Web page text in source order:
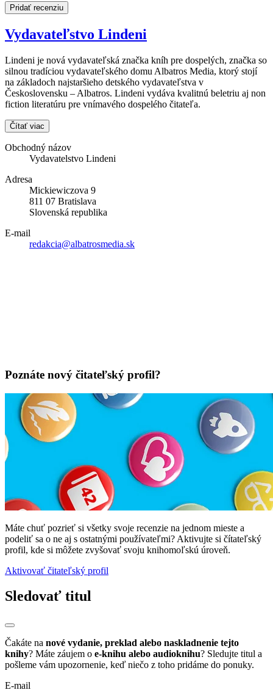
Pridať recenziu
Vydavateľstvo Lindeni
Lindeni je nová vydavateľská značka kníh pre dospelých, značka so
silnou tradíciou vydavateľského domu Albatros Media, ktorý stojí
na základoch najstaršieho detského vydavateľstva v
Československu – Albatros. Lindeni vydáva kvalitnú beletriu aj non
fiction literatúru pre vnímavého dospelého čitateľa.
Čítať viac
Obchodný názov
Vydavatelstvo Lindeni
Adresa
Mickiewiczova 9
811 07 Bratislava
Slovenská republika
E-mail
redakcia@albatrosmedia.sk
Poznáte nový čitateľský profil?
Máte chuť pozrieť si všetky svoje recenzie na jednom mieste a
podeliť sa o ne aj s ostatnými používateľmi? Aktivujte si čítateľský
profil, kde si môžete zvyšovať svoju knihomoľskú úroveň.
Aktivovať čitateľský profil
Sledovať titul
Čakáte na nové vydanie, preklad alebo naskladnenie tejto
knihy? Máte záujem o e-knihu alebo audioknihu? Sledujte titul a
pošleme vám upozornenie, keď niečo z toho pridáme do ponuky.
E-mail